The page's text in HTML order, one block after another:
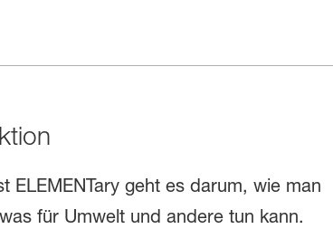
ELEMENTary geht es darum, wie man
für Umwelt und andere tun kann.